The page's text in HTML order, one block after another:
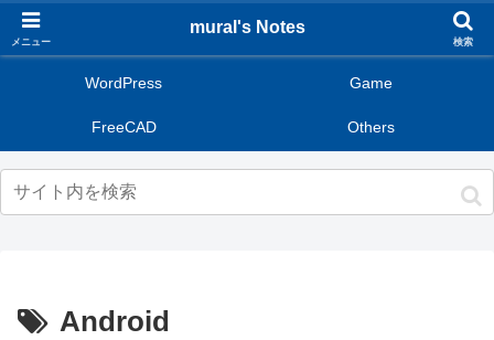
WordPress Game
FreeCAD Others
Android
メニュー
mural's Notes
検索